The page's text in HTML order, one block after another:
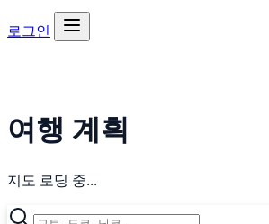
로그인
여행 계획
지도 로딩 중...